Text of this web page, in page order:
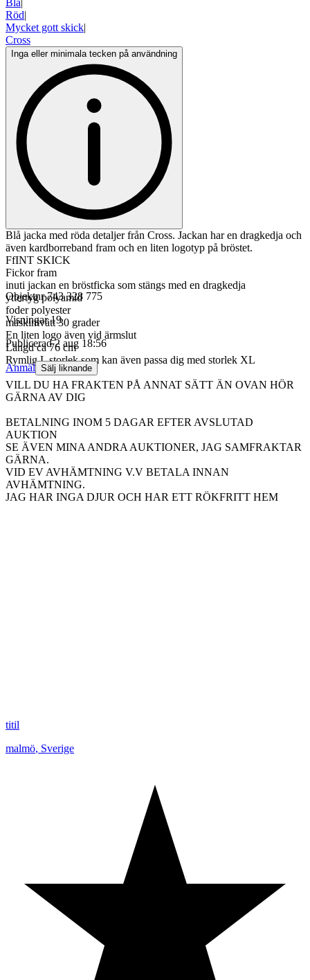
Blå|
Röd|
Mycket gott skick|
Cross
Inga eller minimala tecken på användning
Blå jacka med röda detaljer från Cross. Jackan har en dragkedja och
även kardborreband fram och en liten logotyp på bröstet.
FfINT SKICK
Fickor fram
inuti jackan en bröstficka som stängs med en dragkedja
yttertyg polyamid
foder polyester
maskintvätt 30 grader
En liten logo även vid ärmslut
Längd ca 76 cm
Rymlig L storlek som kan även passa dig med storlek XL
VILL DU HA FRAKTEN PÅ ANNAT SÄTT ÄN OVAN HÖR
GÄRNA AV DIG
BETALNING INOM 5 DAGAR EFTER AVSLUTAD
AUKTION
SE ÄVEN MINA ANDRA AUKTIONER, JAG SAMFRAKTAR
GÄRNA.
VID EV AVHÄMTNING V.V BETALA INNAN
AVHÄMTNING.
JAG HAR INGA DJUR OCH HAR ETT RÖKFRITT HEM
Objektnr 743 328 775
Visningar 19
Publicerad 2 aug 18:56
Anmäl Sälj liknande
titil
malmö, Sverige